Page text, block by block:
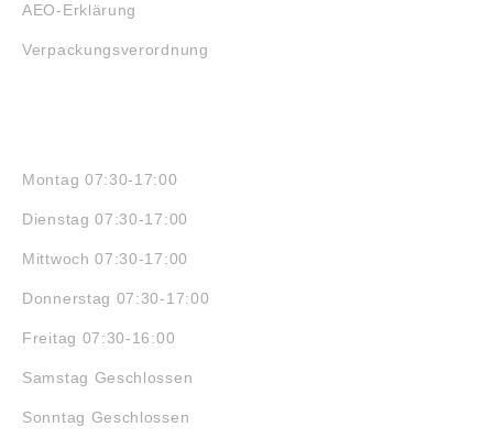
AEO-Erklärung
Verpackungsverordnung
Montag 07:30-17:00
Dienstag 07:30-17:00
Mittwoch 07:30-17:00
Donnerstag 07:30-17:00
Freitag 07:30-16:00
Samstag Geschlossen
Sonntag Geschlossen